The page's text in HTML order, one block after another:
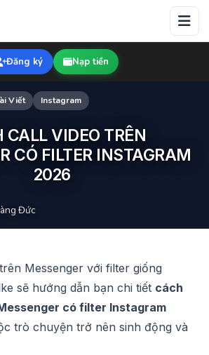
Đăng ký Nạp tiền
Viết Instagram
CALL VIDEO TRÊN
CÓ FILTER INSTAGRAM
2026
Đức
Messenger với filter giống
sẽ hướng dẫn bạn chi tiết cách
có filter Instagram
trò chuyện trở nên sinh động và